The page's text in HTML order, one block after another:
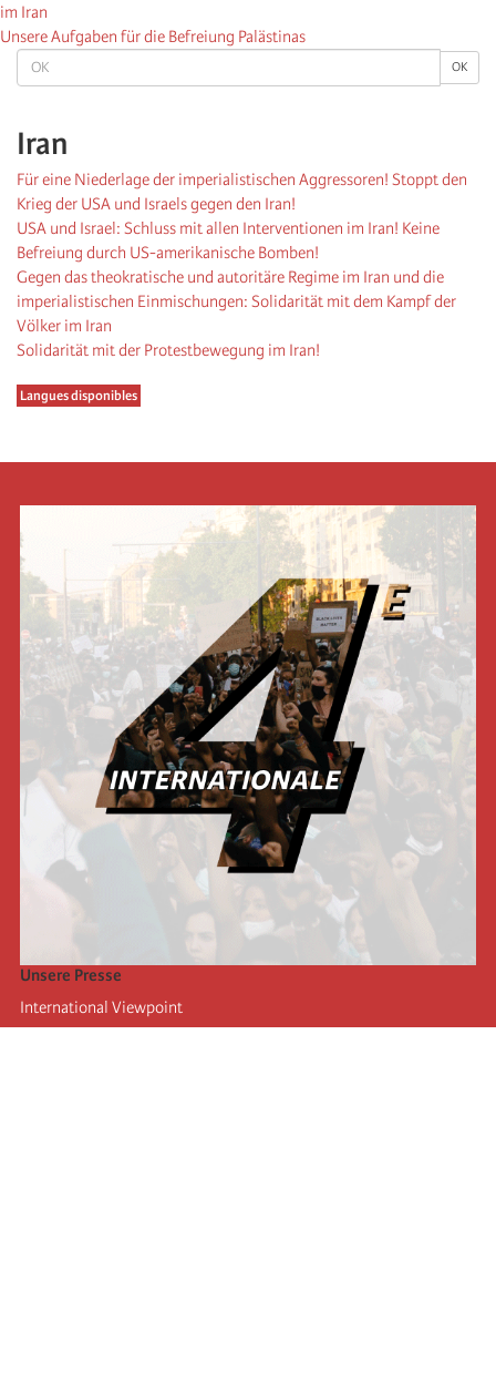
OK OK
Iran
Für eine Niederlage der imperialistischen Aggressoren! Stoppt den
Krieg der USA und Israels gegen den Iran!
USA und Israel: Schluss mit allen Interventionen im Iran! Keine
Befreiung durch US-amerikanische Bomben!
Gegen das theokratische und autoritäre Regime im Iran und die
imperialistischen Einmischungen: Solidarität mit dem Kampf der
Völker im Iran
Solidarität mit der Protestbewegung im Iran!
Langues disponibles
im Iran
Unsere Aufgaben für die Befreiung Palästinas
Unsere Presse
International Viewpoint